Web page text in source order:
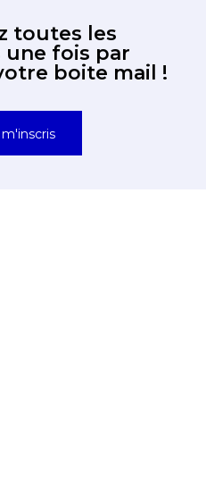
toutes les
fois par
boite mail !